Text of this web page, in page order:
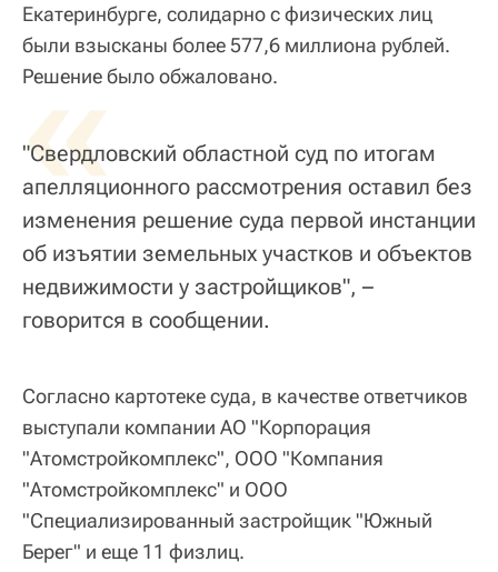
Екатеринбурге, солидарно с физических лиц
были взысканы более 577,6 миллиона рублей.
Решение было обжаловано.
«
"Свердловский областной суд по итогам
апелляционного рассмотрения оставил без
изменения решение суда первой инстанции
об изъятии земельных участков и объектов
недвижимости у застройщиков", –
говорится в сообщении.
Согласно картотеке суда, в качестве ответчиков
выступали компании АО "Корпорация
"Атомстройкомплекс", ООО "Компания
"Атомстройкомплекс" и ООО
"Специализированный застройщик "Южный
Берег" и еще 11 физлиц.